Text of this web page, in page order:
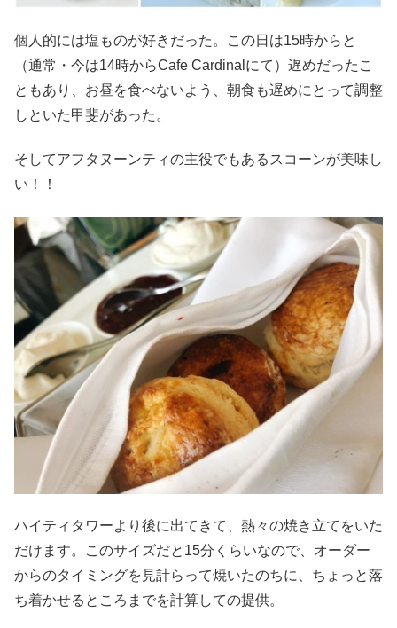
個人的には塩ものが好きだった。この日は15時からと
（通常・今は14時からCafe Cardinalにて）遅めだったこ
ともあり、お昼を食べないよう、朝食も遅めにとって調整
しといた甲斐があった。
そしてアフタヌーンティの主役でもあるスコーンが美味し
い！！
ハイティタワーより後に出てきて、熱々の焼き立てをいた
だけます。このサイズだと15分くらいなので、オーダー
からのタイミングを見計らって焼いたのちに、ちょっと落
ち着かせるところまでを計算しての提供。